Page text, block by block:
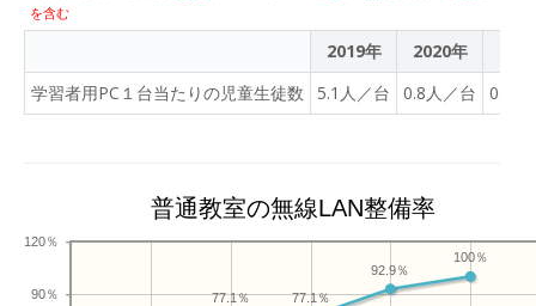
を含む
2019年 2020年
学習者用PC１台当たりの児童生徒数
5.1人／台 0.8人／台 0.9人
普通教室の無線LAN整備率
90％
120％
100％
92.9％
77.1％
77.1％